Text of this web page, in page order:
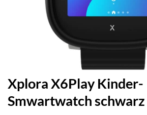
Xplora X6Play Kinder-
Smwartwatch schwarz